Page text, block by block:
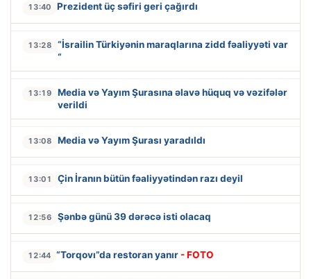
13:40 Prezident üç səfiri geri çağırdı
13:28
“İsrailin Türkiyənin maraqlarına zidd fəaliyyəti var
“
13:19
Media və Yayım Şurasına əlavə hüquq və vəzifələr
verildi
13:08 Media və Yayım Şurası yaradıldı
13:01 Çin İranın bütün fəaliyyətindən razı deyil
12:56 Şənbə günü 39 dərəcə isti olacaq
12:44 “Torqovı”da restoran yanır - FOTO